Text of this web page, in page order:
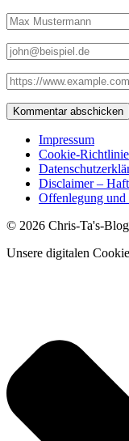
Impressum
Cookie-
Disclaimer –
Offenlegung und
© 2026 Chris-Ta's-Blog
Unsere digitalen